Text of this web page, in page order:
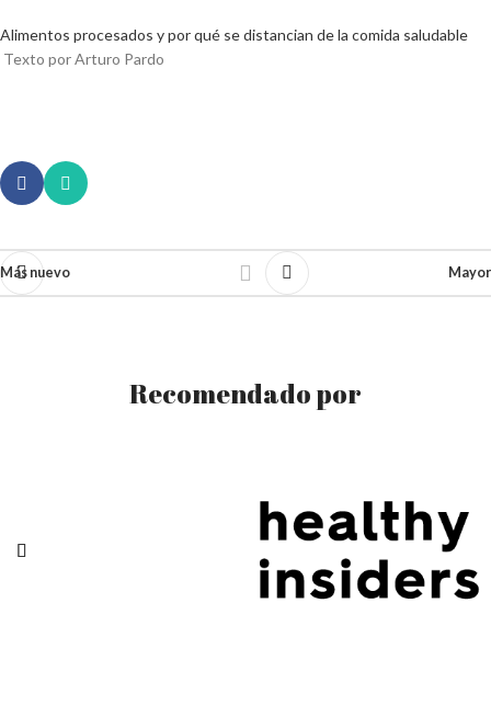
Alimentos procesados y por qué se distancian de la comida saludable
Texto por Arturo Pardo
Más nuevo Mayor
Recomendado por